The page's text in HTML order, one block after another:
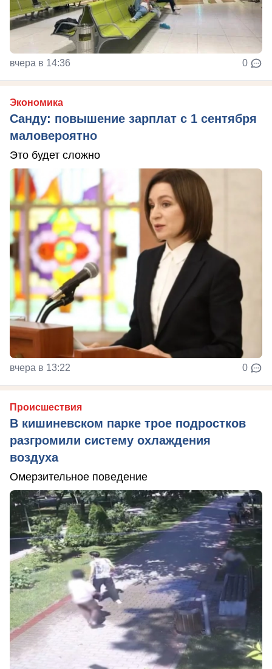
вчера в 14:36 0
Экономика
Санду: повышение зарплат с 1 сентября
маловероятно
Это будет сложно
вчера в 13:22 0
Происшествия
В кишиневском парке трое подростков
разгромили систему охлаждения
воздуха
Омерзительное поведение